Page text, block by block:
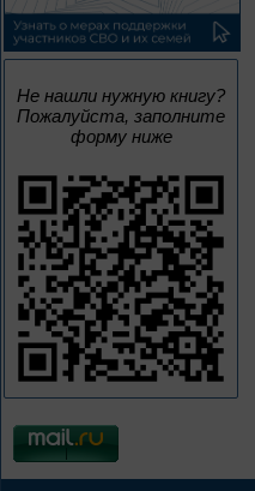
Не нашли нужную книгу?
Пожалуйста, заполните
форму ниже